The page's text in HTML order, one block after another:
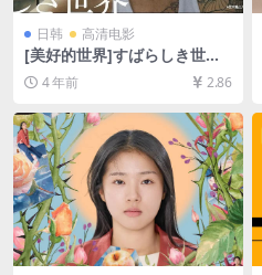
日韩 高清电影
[美好的世界]すばらしき世界
(2020)[百度网盘+迅雷云盘资
源1080P超清未删减][MP4/6.
2GB][日语中字]
4 年前 2.86